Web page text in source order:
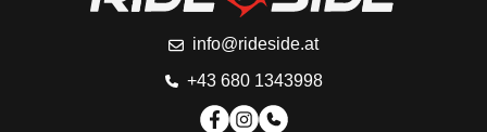
info@rideside.at
+43 680 1343998